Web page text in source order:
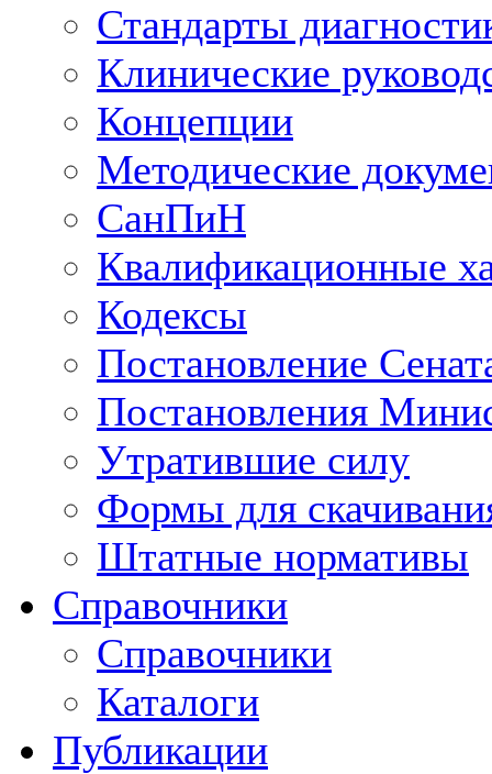
Стандарты
Клинические
Концепции
Методические
СанПиН
Квалификационные
Кодексы
Постановление
Постановления
Утратившие силу
Формы для
Штатные нормативы
Справочники
Справочники
Каталоги
Публикации